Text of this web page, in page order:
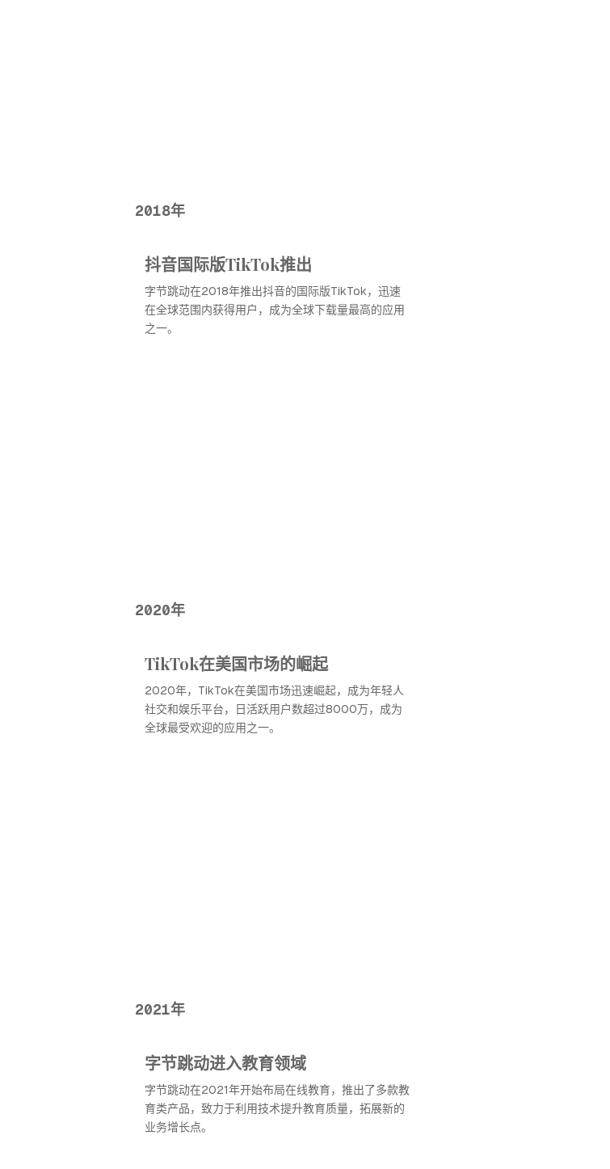
2018年
抖音国际版TikTok推出
字节跳动在2018年推出抖音的国际版TikTok，迅速
在全球范围内获得用户，成为全球下载量最高的应用
之一。
2020年
TikTok在美国市场的崛起
2020年，TikTok在美国市场迅速崛起，成为年轻人
社交和娱乐平台，日活跃用户数超过8000万，成为
全球最受欢迎的应用之一。
2021年
字节跳动进入教育领域
字节跳动在2021年开始布局在线教育，推出了多款教
育类产品，致力于利用技术提升教育质量，拓展新的
业务增长点。